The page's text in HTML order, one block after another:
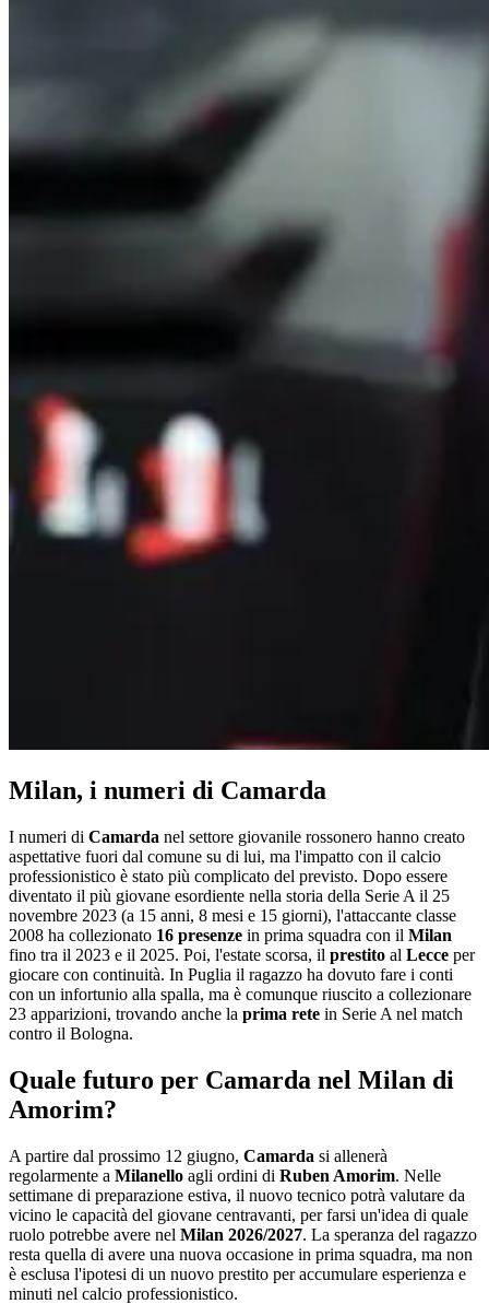
Milan, i numeri di Camarda
I numeri di Camarda nel settore giovanile rossonero hanno creato
aspettative fuori dal comune su di lui, ma l'impatto con il calcio
professionistico è stato più complicato del previsto. Dopo essere
diventato il più giovane esordiente nella storia della Serie A il 25
novembre 2023 (a 15 anni, 8 mesi e 15 giorni), l'attaccante classe
2008 ha collezionato 16 presenze in prima squadra con il Milan
fino tra il 2023 e il 2025. Poi, l'estate scorsa, il prestito al Lecce per
giocare con continuità. In Puglia il ragazzo ha dovuto fare i conti
con un infortunio alla spalla, ma è comunque riuscito a collezionare
23 apparizioni, trovando anche la prima rete in Serie A nel match
contro il Bologna.
Quale futuro per Camarda nel Milan di
Amorim?
A partire dal prossimo 12 giugno, Camarda si allenerà
regolarmente a Milanello agli ordini di Ruben Amorim. Nelle
settimane di preparazione estiva, il nuovo tecnico potrà valutare da
vicino le capacità del giovane centravanti, per farsi un'idea di quale
ruolo potrebbe avere nel Milan 2026/2027. La speranza del ragazzo
resta quella di avere una nuova occasione in prima squadra, ma non
è esclusa l'ipotesi di un nuovo prestito per accumulare esperienza e
minuti nel calcio professionistico.